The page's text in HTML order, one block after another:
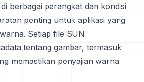
berbagai perangkat dan kondisi
penting untuk aplikasi yang
Setiap file SUN
tentang gambar, termasuk
memastikan penyajian warna